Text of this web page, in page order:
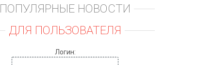
ПОПУЛЯРНЫЕ НОВОСТИ
ДЛЯ ПОЛЬЗОВАТЕЛЯ
Логин: